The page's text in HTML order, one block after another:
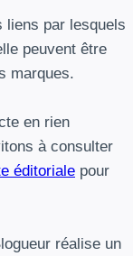
liens par lesquels
peuvent être
marques.
en rien
à consulter
éditoriale pour
réalise un